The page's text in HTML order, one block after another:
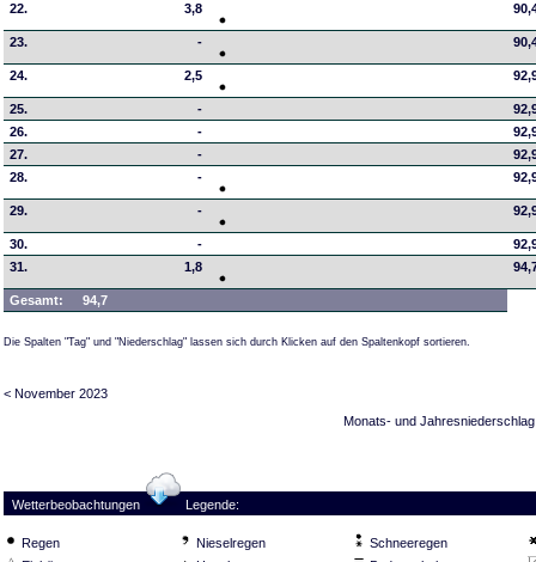
22. 3,8
23. -
24. 2,5
25. -
26.
-
27.
-
28.
-
29. -
30. -
31.
1,8
Gesamt: 94,7
Die Spalten "Tag" und "Niederschlag" lassen sich durch Klicken auf den Spaltenkopf sortieren.
< November 2023
Monats- und Jahresniederschlag
Wetterbeobachtungen Legende:
Regen Nieselregen
Schneeregen